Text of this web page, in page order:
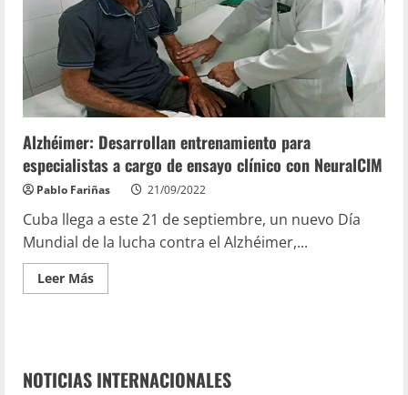
Alzhéimer: Desarrollan entrenamiento para
especialistas a cargo de ensayo clínico con NeuralCIM
Pablo Fariñas 21/09/2022
Cuba llega a este 21 de septiembre, un nuevo Día
Mundial de la lucha contra el Alzhéimer,...
Leer Más
NOTICIAS INTERNACIONALES